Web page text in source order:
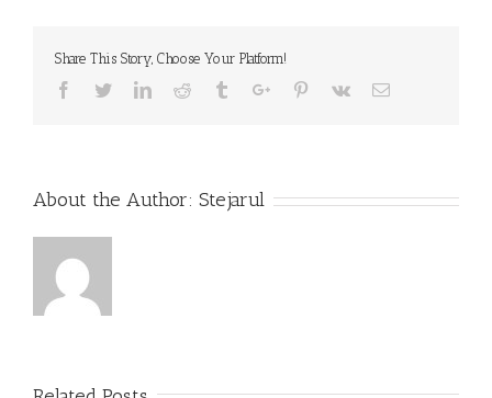
padurar
04.02.2019
Share This Story, Choose Your Platform!
Facebook
TwitterLinkedinReddit TumblrGoogle+Pinterest
Vk Email
About the Author: Stejarul